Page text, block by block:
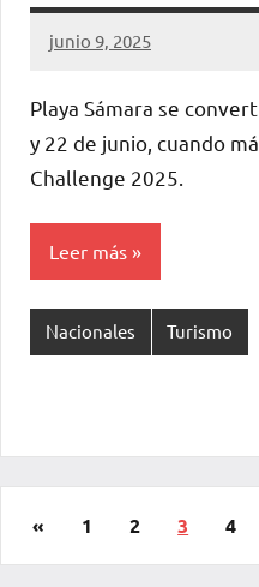
junio 9, 2025
La
de
La
Pampa
Playa Sámara se
y 22 de junio, cuando
Challenge 2025.
Leer más
Nacionales Turismo
« 1 2 3 4